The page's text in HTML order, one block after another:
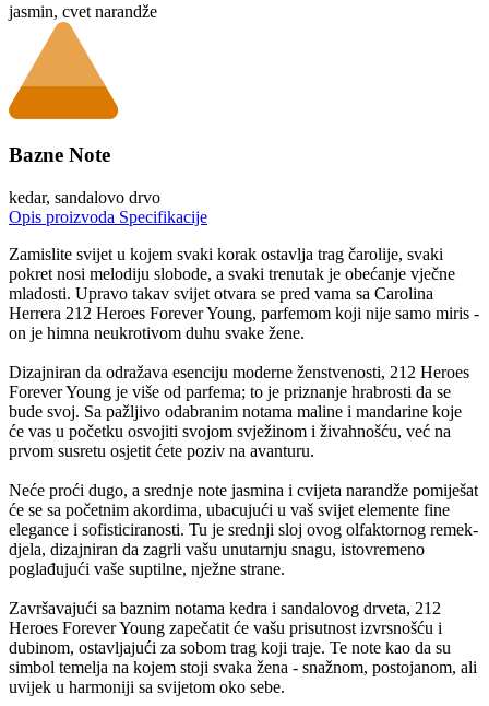
jasmin, cvet narandže
Bazne Note
kedar, sandalovo drvo
Opis proizvoda Specifikacije
Zamislite svijet u kojem svaki korak ostavlja trag čarolije, svaki
pokret nosi melodiju slobode, a svaki trenutak je obećanje vječne
mladosti. Upravo takav svijet otvara se pred vama sa Carolina
Herrera 212 Heroes Forever Young, parfemom koji nije samo miris -
on je himna neukrotivom duhu svake žene.
Dizajniran da odražava esenciju moderne ženstvenosti, 212 Heroes
Forever Young je više od parfema; to je priznanje hrabrosti da se
bude svoj. Sa pažljivo odabranim notama maline i mandarine koje
će vas u početku osvojiti svojom svježinom i živahnošću, već na
prvom susretu osjetit ćete poziv na avanturu.
Neće proći dugo, a srednje note jasmina i cvijeta narandže pomiješat
će se sa početnim akordima, ubacujući u vaš svijet elemente fine
elegance i sofisticiranosti. Tu je srednji sloj ovog olfaktornog remek-
djela, dizajniran da zagrli vašu unutarnju snagu, istovremeno
poglađujući vaše suptilne, nježne strane.
Završavajući sa baznim notama kedra i sandalovog drveta, 212
Heroes Forever Young zapečatit će vašu prisutnost izvrsnošću i
dubinom, ostavljajući za sobom trag koji traje. Te note kao da su
simbol temelja na kojem stoji svaka žena - snažnom, postojanom, ali
uvijek u harmoniji sa svijetom oko sebe.